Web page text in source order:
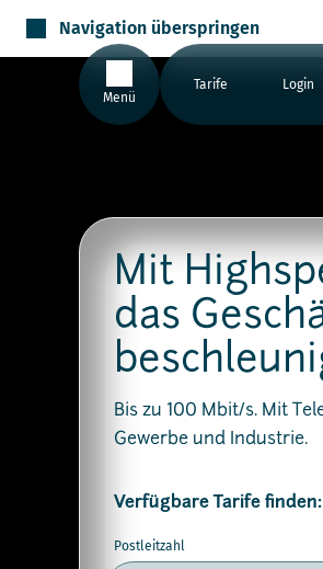
Navigation überspringen
Menü
Tarife Login
Mit
das
Bis zu 100 Mbit/s. Mit
Gewerbe und Industrie.
Verfügbare Tarife finden:
Postleitzahl